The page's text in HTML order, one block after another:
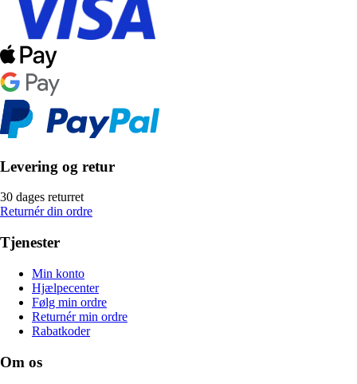
Levering og retur
30 dages returret
Returnér din ordre
Tjenester
Min konto
Hjælpecenter
Følg min ordre
Returnér min ordre
Rabatkoder
Om os